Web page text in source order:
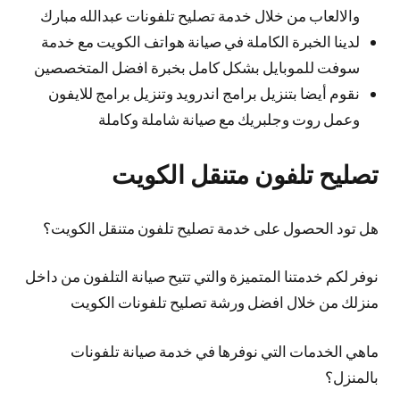
والالعاب من خلال خدمة تصليح تلفونات عبدالله مبارك
لدينا الخبرة الكاملة في صيانة هواتف الكويت مع خدمة
سوفت للموبايل بشكل كامل بخبرة افضل المتخصصين
نقوم أيضا بتنزيل برامج اندرويد وتنزيل برامج للايفون
وعمل روت وجلبريك مع صيانة شاملة وكاملة
تصليح تلفون متنقل الكويت
هل تود الحصول على خدمة تصليح تلفون متنقل الكويت؟
نوفر لكم خدمتنا المتميزة والتي تتيح صيانة التلفون من داخل
منزلك من خلال افضل ورشة تصليح تلفونات الكويت
ماهي الخدمات التي نوفرها في خدمة صيانة تلفونات
بالمنزل؟